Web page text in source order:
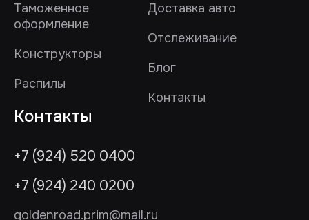
Таможенное
оформление
Конструкторы
Распилы
Доставка авто
Отслеживание
Блог
Контакты
Контакты
+7 (924) 520 0400
+7 (924) 240 0200
goldenroad.prim@mail.ru